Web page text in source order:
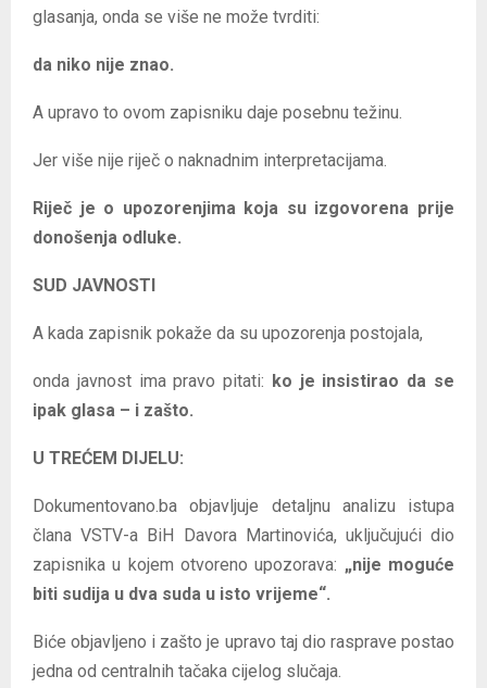
glasanja, onda se više ne može tvrditi:
da niko nije znao.
A upravo to ovom zapisniku daje posebnu težinu.
Jer više nije riječ o naknadnim interpretacijama.
Riječ je o upozorenjima koja su izgovorena prije
donošenja odluke.
SUD JAVNOSTI
A kada zapisnik pokaže da su upozorenja postojala,
onda javnost ima pravo pitati: ko je insistirao da se
ipak glasa – i zašto.
U TREĆEM DIJELU:
Dokumentovano.ba objavljuje detaljnu analizu istupa
člana VSTV-a BiH Davora Martinovića, uključujući dio
zapisnika u kojem otvoreno upozorava: „nije moguće
biti sudija u dva suda u isto vrijeme“.
Biće objavljeno i zašto je upravo taj dio rasprave postao
jedna od centralnih tačaka cijelog slučaja.